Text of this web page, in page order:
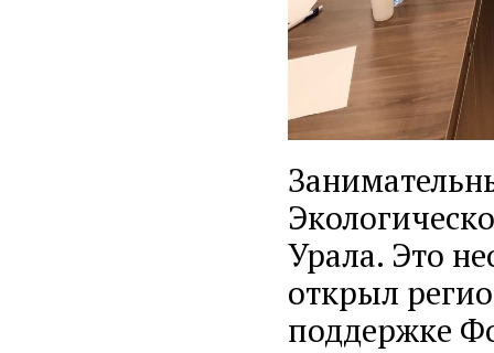
Урала. Это
открыл
поддержке